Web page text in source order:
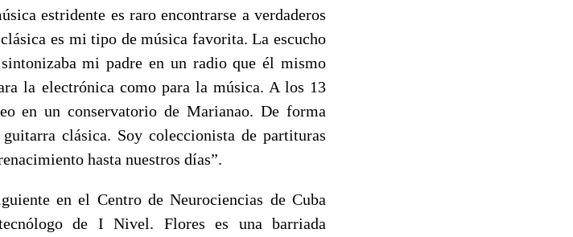
estridente es raro encontrarse a verdaderos
es mi tipo de música favorita. La escucho
mi padre en un radio que él mismo
la electrónica como para la música. A los 13
en un conservatorio de Marianao. De forma
clásica. Soy coleccionista de partituras
hasta nuestros días”.
en el Centro de Neurociencias de Cuba
de I Nivel. Flores es una barriada